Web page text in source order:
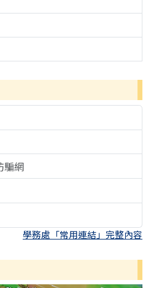
騙網
學務處「常用連結」完整內容